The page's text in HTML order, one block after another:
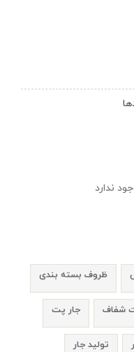
ندارد
ظروف بسته بندی
جار پت شفاف
تولید جار